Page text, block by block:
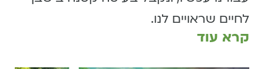
לחיים שראויים לנו.
קרא עוד